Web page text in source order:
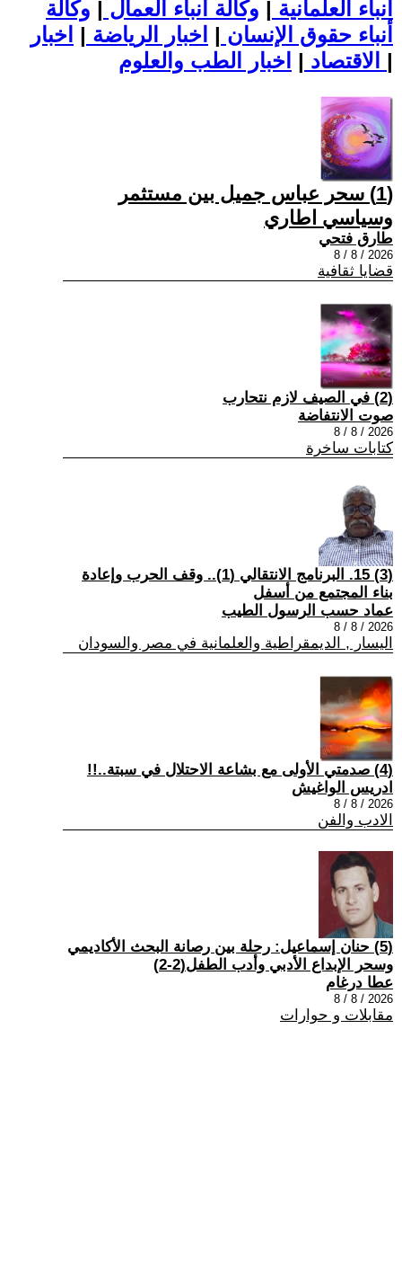
أنباء العلمانية | وكالة أنباء العمال | وكالة
أنباء حقوق الإنسان | اخبار الرياضة | اخبار
الاقتصاد | |
(1) سحر عباس جميل بين مستثمر
وسياسي اطاري
طارق فتحي
2026 / 8 / 8
قضايا ثقافية
(2) في الصيف لازم نتحارب
صوت الانتفاضة
2026 / 8 / 8
كتابات ساخرة
(3) 15. البرنامج الانتقالي (1).. وقف الحرب وإعادة
بناء المجتمع من أسفل
عماد حسب الرسول الطيب
2026 / 8 / 8
اليسار , الديمقراطية والعلمانية في مصر والسودان
(4) صدمتي الأولى مع بشاعة الاحتلال في سبتة..!!
ادريس الواغيش
2026 / 8 / 8
الادب والفن
(5) حنان إسماعيل: رحلة بين رصانة البحث الأكاديمي
وسحر الإبداع الأدبي وأدب الطفل(2-2)
عطا درغام
2026 / 8 / 8
مقابلات و حوارات